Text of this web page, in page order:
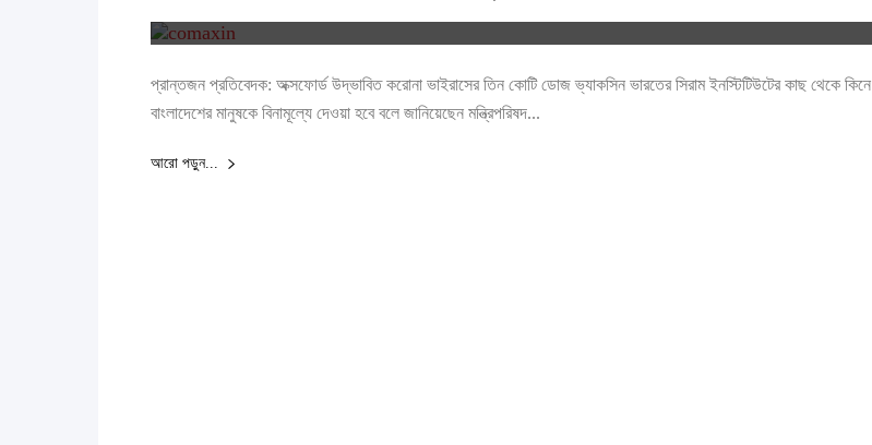
প্রান্তজন প্রতিবেদক: অক্সফোর্ড উদ্ভাবিত করোনা ভাইরাসের তিন কোটি ডোজ ভ্যাকসিন ভারতের সিরাম ইনস্টিটিউটের কাছ থেকে কিনে
বাংলাদেশের মানুষকে বিনামূল্যে দেওয়া হবে বলে জানিয়েছেন মন্ত্রিপরিষদ...
আরো পড়ুন...